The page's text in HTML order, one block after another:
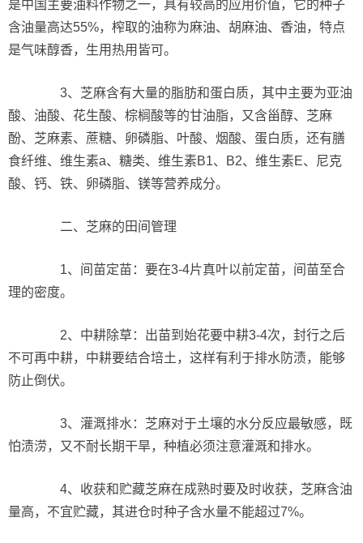
是中国主要油料作物之一，具有较高的应用价值，它的种子
含油量高达55%，榨取的油称为麻油、胡麻油、香油，特点
是气味醇香，生用热用皆可。
3、芝麻含有大量的脂肪和蛋白质，其中主要为亚油
酸、油酸、花生酸、棕榈酸等的甘油脂，又含甾醇、芝麻
酚、芝麻素、蔗糖、卵磷脂、叶酸、烟酸、蛋白质，还有膳
食纤维、维生素a、糖类、维生素B1、B2、维生素E、尼克
酸、钙、铁、卵磷脂、镁等营养成分。
二、芝麻的田间管理
1、间苗定苗：要在3-4片真叶以前定苗，间苗至合
理的密度。
2、中耕除草：出苗到始花要中耕3-4次，封行之后
不可再中耕，中耕要结合培土，这样有利于排水防渍，能够
防止倒伏。
3、灌溉排水：芝麻对于土壤的水分反应最敏感，既
怕渍涝，又不耐长期干旱，种植必须注意灌溉和排水。
4、收获和贮藏芝麻在成熟时要及时收获，芝麻含油
量高，不宜贮藏，其进仓时种子含水量不能超过7%。